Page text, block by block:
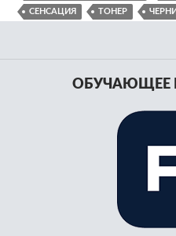
СЕНСАЦИЯ ТОНЕР
ОБУЧАЮЩЕЕ